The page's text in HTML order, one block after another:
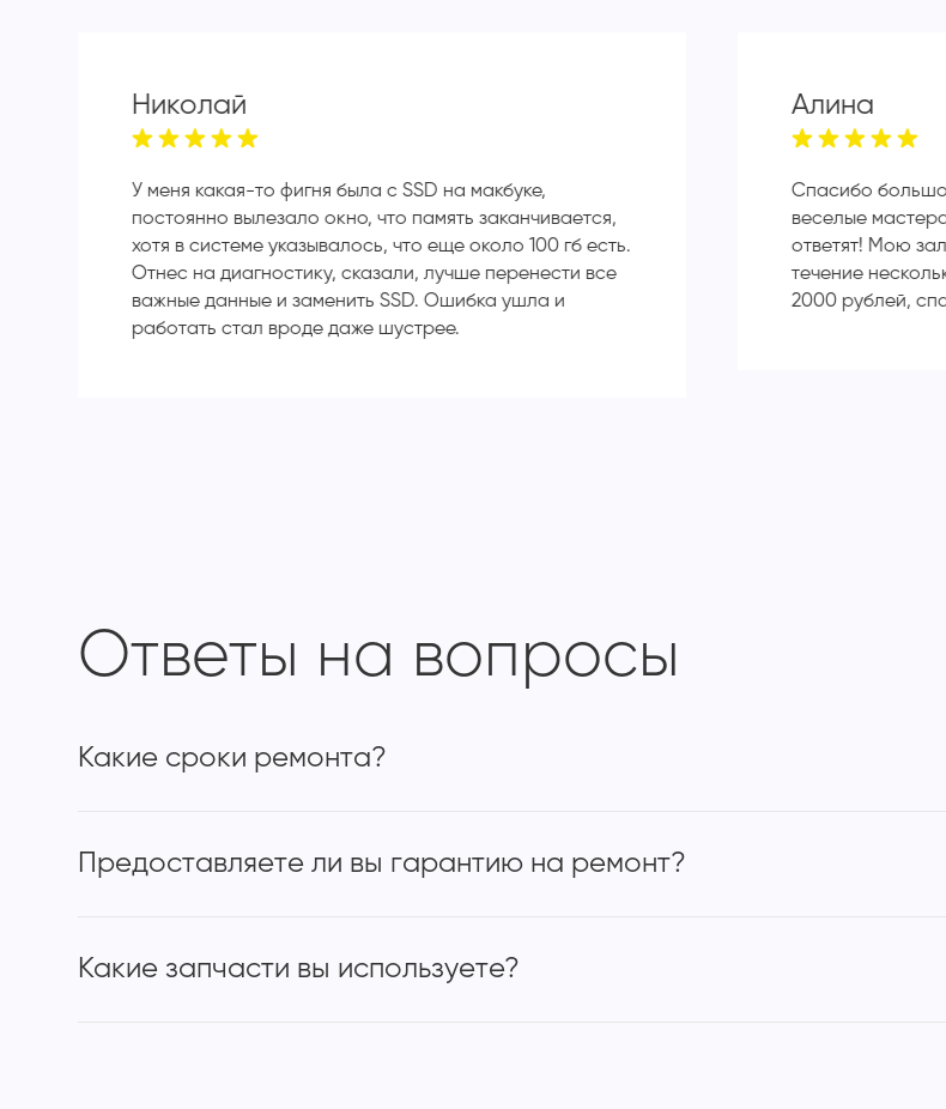
Николай
У меня какая-то фигня была с SSD на макбуке,
постоянно вылезало окно, что память заканчивается,
хотя в системе указывалось, что еще около 100 гб есть.
Отнес на диагностику, сказали, лучше перенести все
важные данные и заменить SSD. Ошибка ушла и
работать стал вроде даже шустрее.
Алина
Спасибо
веселые
ответят! Мою
течение
2000 рублей,
Ответы на вопросы
Какие сроки ремонта?
Предоставляете ли вы гарантию на ремонт?
Какие запчасти вы используете?